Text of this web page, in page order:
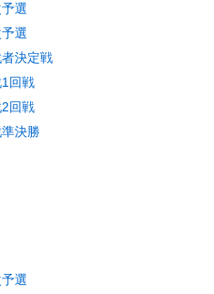
選
選
決定戦
回戦
回戦
決勝
選